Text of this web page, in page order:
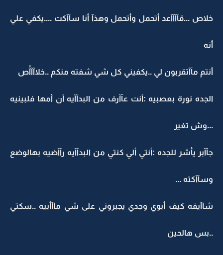
خلاص ...قآآآآعد أتحمل وأتحمل وهذآ أنا سآآكت ....يكفي علي
أنه
أنتم مآآتقربون لي ..يكفيني كل شي شفته منكم ..خلاآآآًص
الجده نورة بعصبيه :أنت عآآرف من البدآآيه أن أمها فلبينيه
...وش تغير
جآآبر يأشر للجده :أنتي ألي كنتي من البدآآيه رآآضيه بهالوضع
وسآآكته ...
شآآيفه كيف أبوي وجدي يجبروني على شي مآآأبيه ..سكتي
..بس هالحين